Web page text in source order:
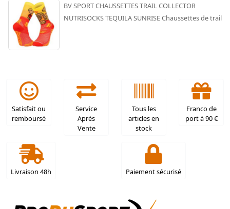
BV SPORT CHAUSSETTES TRAIL COLLECTOR
NUTRISOCKS TEQUILA SUNRISE Chaussettes de trail
Satisfait ou
remboursé
Service
Après
Vente
Tous les
articles en
stock
Franco de
port à 90 €
Livraison 48h Paiement sécurisé